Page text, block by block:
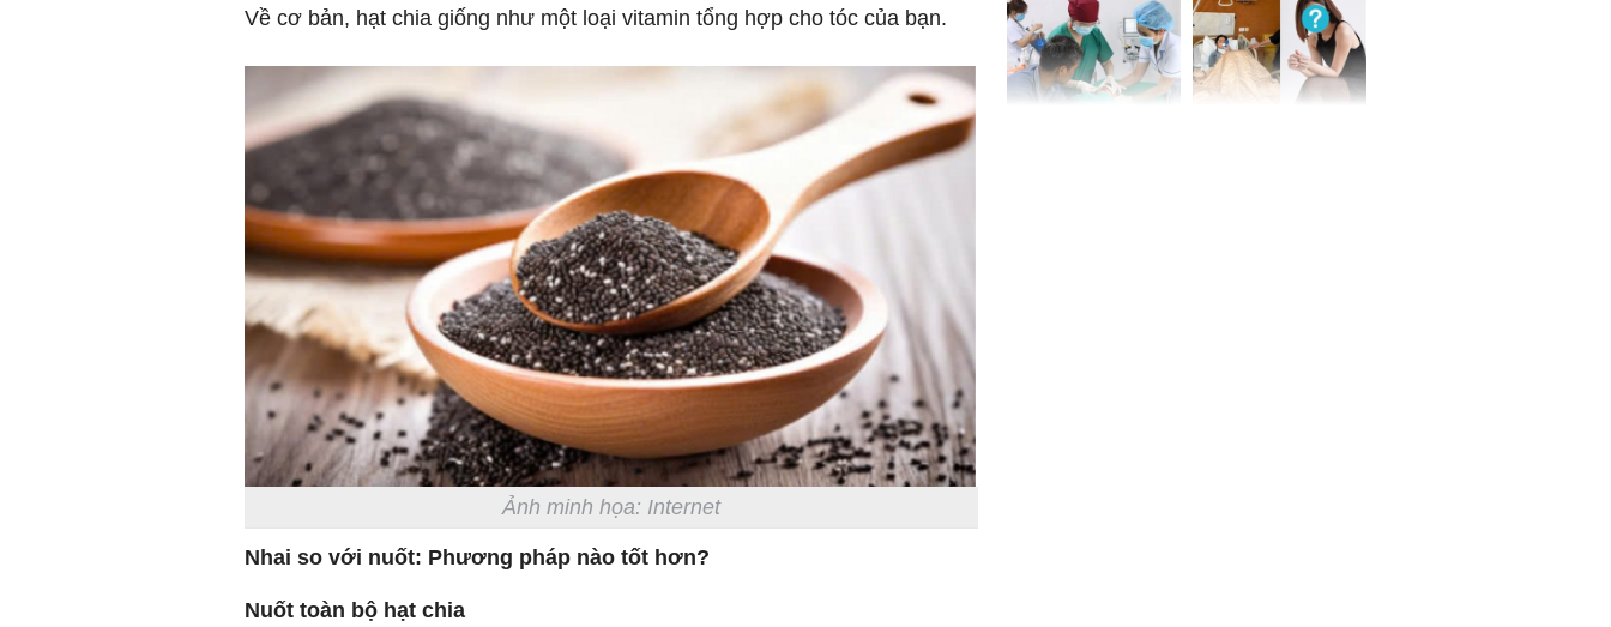
Về cơ bản, hạt chia giống như một loại vitamin tổng hợp cho tóc của bạn.
Ảnh minh họa: Internet
Nhai so với nuốt: Phương pháp nào tốt hơn?
Nuốt toàn bộ hạt chia
chỉ sau một đêm